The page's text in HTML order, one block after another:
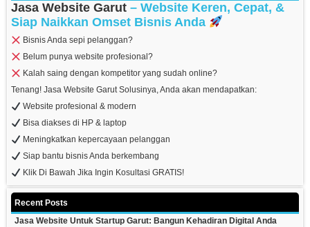
Jasa Website Garut – Website Keren, Cepat, &
Siap Naikkan Omset Bisnis Anda
Bisnis Anda sepi pelanggan?
Belum punya website profesional?
Kalah saing dengan kompetitor yang sudah online?
Tenang! Jasa Website Garut Solusinya, Anda akan mendapatkan:
Website profesional & modern
Bisa diakses di HP & laptop
Meningkatkan kepercayaan pelanggan
Siap bantu bisnis Anda berkembang
Klik Di Bawah Jika Ingin Kosultasi GRATIS!
Recent Posts
Jasa Website Untuk Startup Garut: Bangun Kehadiran Digital Anda